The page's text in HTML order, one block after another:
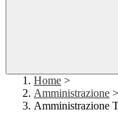
Home >
Amministrazione >
Amministrazione